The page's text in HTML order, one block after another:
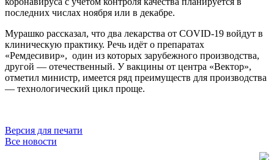
последних числах ноября или в декабре.
Мурашко рассказал, что два лекарства от COVID-19 войдут в
клиническую практику. Речь идёт о препаратах
«Ремдесивир», один из которых зарубежного производства,
другой — отечественный. У вакцины от центра «Вектор»,
отметил министр, имеется ряд преимуществ для производства
— технологический цикл проще.
Версия для печати
Все новости